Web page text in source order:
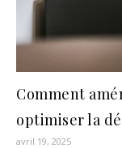
Comment
optimiser la
avril 19, 2025